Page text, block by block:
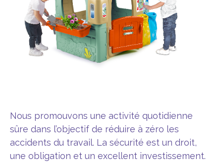
Nous promouvons une activité quotidienne
sûre dans l’objectif de réduire à zéro les
accidents du travail. La sécurité est un droit,
une obligation et un excellent investissement.